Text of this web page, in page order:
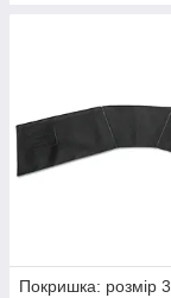
Покришка: розмір 3